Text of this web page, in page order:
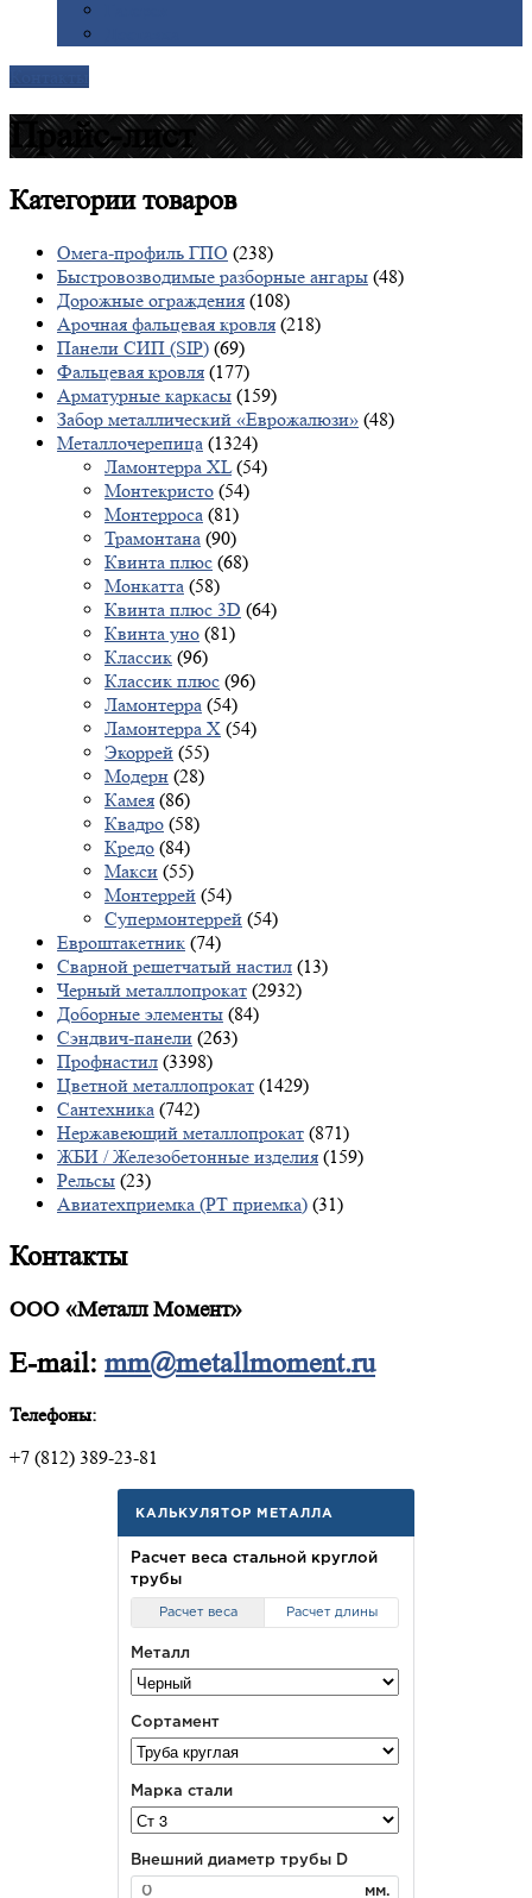
Прайс-лист
Категориитоваров
Омега-профиль ГПО (238)
Быстровозводимые разборные ангары (48)
Дорожные ограждения (108)
Арочная фальцевая кровля (218)
Панели СИП (SIP) (69)
Фальцевая кровля (177)
Арматурные каркасы (159)
Забор металлический «Еврожалюзи» (48)
Металлочерепица (1324)
Ламонтерра XL (54)
Монтекристо (54)
Монтерроса (81)
Трамонтана (90)
Квинта плюс (68)
Монкатта (58)
Квинта плюс 3D (64)
Квинта уно (81)
Классик (96)
Классик плюс (96)
Ламонтерра (54)
Ламонтерра X (54)
Экоррей (55)
Модерн (28)
Камея (86)
Квадро (58)
Кредо (84)
Макси (55)
Монтеррей (54)
Супермонтеррей (54)
Евроштакетник (74)
Сварной решетчатый настил (13)
Черный металлопрокат (2932)
Доборные элементы (84)
Сэндвич-панели (263)
Профнастил (3398)
Цветной металлопрокат (1429)
Сантехника (742)
Нержавеющий металлопрокат (871)
ЖБИ / Железобетонные изделия (159)
Рельсы (23)
Авиатехприемка (РТ приемка) (31)
Контакты
ООО «Металл Момент»
E-mail: mm@metallmoment.ru
Телефоны:
+7 (812) 389-23-81